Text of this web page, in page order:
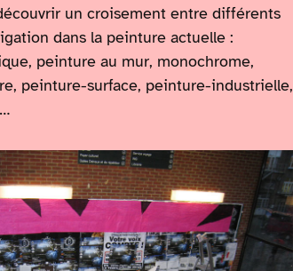
un croisement entre différents
dans la peinture actuelle :
peinture au mur, monochrome,
peinture-surface, peinture-industrielle,